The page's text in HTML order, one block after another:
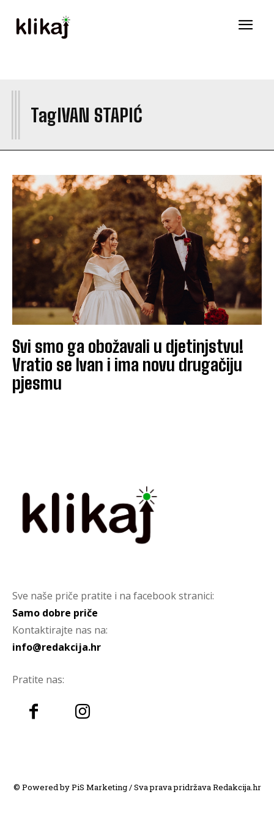
TagIVAN STAPIĆ
I
Svi smo ga obožavali u djetinjstvu!
Vratio se Ivan i ima novu drugačiju
pjesmu
Sve naše priče pratite i na facebook stranici:
Samo dobre priče
Kontaktirajte nas na:
info@redakcija.hr
Pratite nas:
© Powered by PiS Marketing / Sva prava pridržava Redakcija.hr